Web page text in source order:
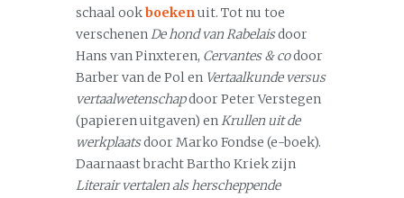
schaal ookboekenuit. Tot nu toe
verschenenDe hond van Rabelaisdoor
Hans van Pinxteren, Cervantes & codoor
Barber van de Pol en Vertaalkunde versus
vertaalwetenschapdoor Peter Verstegen
(papieren uitgaven) enKrullen uit de
werkplaatsdoor Marko Fondse (e-boek).
Daarnaast bracht Bartho Kriek zijn
Literair vertalen als herscheppende